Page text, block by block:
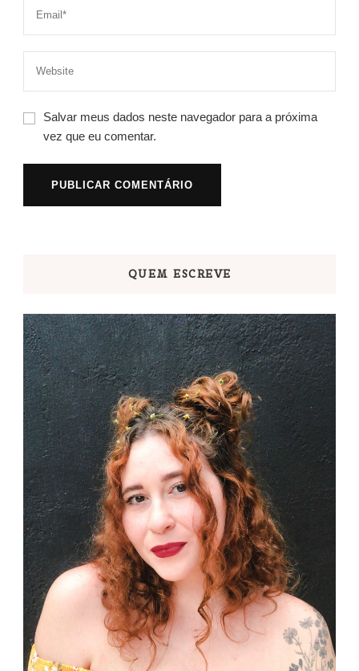
Salvar meus dados neste navegador para a próxima
vez que eu comentar.
QUEM ESCREVE